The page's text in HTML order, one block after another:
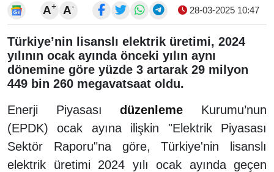
A+ A- 28-03-2025 10:47
Türkiye’nin lisanslı elektrik üretimi, 2024
yılının ocak ayında önceki yılın aynı
dönemine göre yüzde 3 artarak 29 milyon
449 bin 260 megavatsaat oldu.
Enerji Piyasasıdüzenleme Kurumu’nun
(EPDK) ocak ayına ilişkin "Elektrik Piyasası
Sektör Raporu"na göre, Türkiye'nin lisanslı
elektrik üretimi 2024 yılı ocak ayında geçen